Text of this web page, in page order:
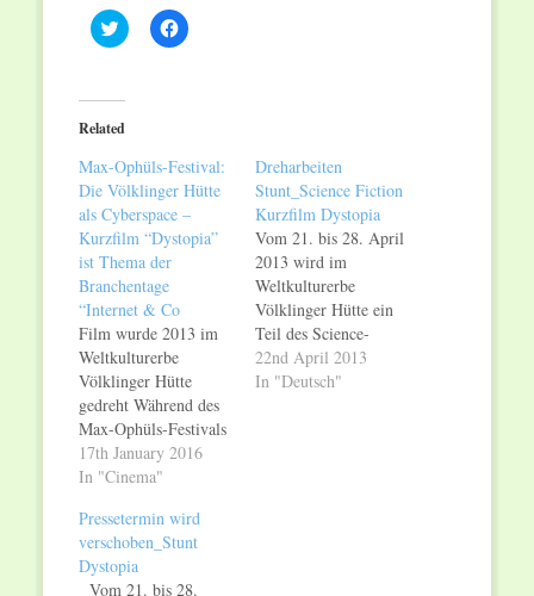
Click
to
(Opens
in
new
Click
to
Related
Max-Ophüls-Festival:
Die Völklinger Hütte
als Cyberspace –
Kurzfilm “Dystopia”
ist Thema der
Branchentage
“Internet & Co
Film wurde 2013 im
Weltkulturerbe
Völklinger Hütte
gedreht Während des
Max-Ophüls-Festivals
steht mit dem
Science-Fiction-
ein Film im
Blickpunkt, der im
Weltkulturerbe
17th January 2016
In "Cinema"
Dreharbeiten
Stunt_Science Fiction
Kurzfilm Dystopia
Vom 21. bis 28. April
2013 wird im
Weltkulturerbe
Völklinger Hütte ein
Teil des Science-
Fiction-Kuzfilms
"Dystopia" gedreht.
22nd April 2013
In "Deutsch"
Pressetermin wird
verschoben_Stunt
Dystopia
Vom 21. bis 28.